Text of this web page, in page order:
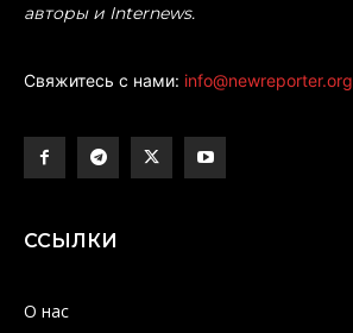
авторы и Internews.
Свяжитесь с нами: info@newreporter.org
ССЫЛКИ
О нас